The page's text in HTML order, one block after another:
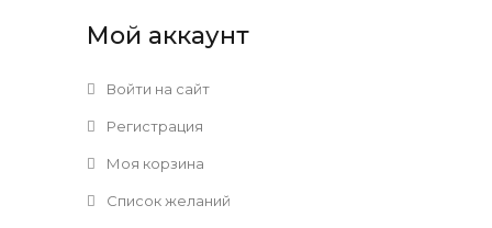
Мой аккаунт
Войти на сайт
Регистрация
Моя корзина
Список желаний